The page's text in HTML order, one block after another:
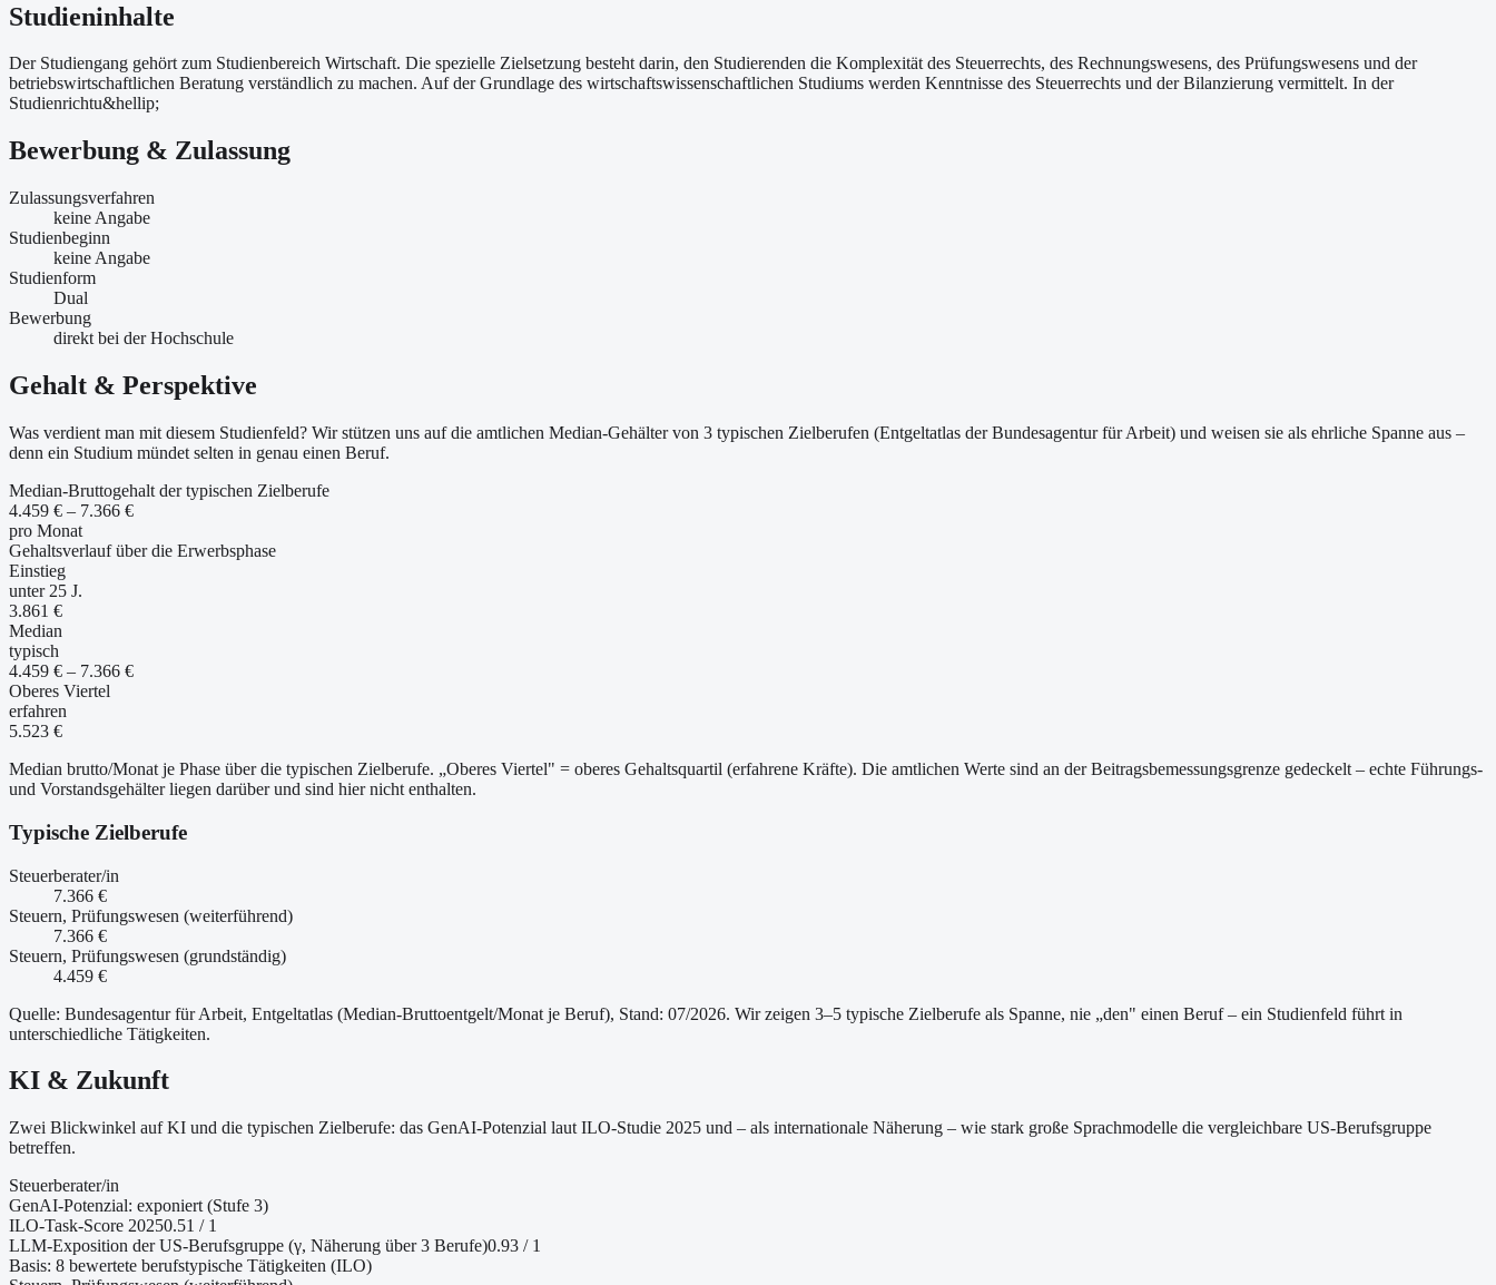
Studieninhalte
Der Studiengang gehört zum Studienbereich Wirtschaft. Die spezielle Zielsetzung besteht darin, den Studierenden die Komplexität des Steuerrechts, des Rechnungswesens, des Prüfungswesens und der
betriebswirtschaftlichen Beratung verständlich zu machen. Auf der Grundlage des wirtschaftswissenschaftlichen Studiums werden Kenntnisse des Steuerrechts und der Bilanzierung vermittelt. In der
Studienrichtu&hellip;
Bewerbung & Zulassung
Zulassungsverfahren
keine Angabe
Studienbeginn
keine Angabe
Studienform
Dual
Bewerbung
direkt bei der Hochschule
Gehalt & Perspektive
Was verdient man mit diesem Studienfeld? Wir stützen uns auf die amtlichen Median-Gehälter von 3 typischen Zielberufen (Entgeltatlas der Bundesagentur für Arbeit) und weisen sie als ehrliche Spanne aus –
denn ein Studium mündet selten in genau einen Beruf.
Median-Bruttogehalt der typischen Zielberufe
4.459 € – 7.366 €
pro Monat
Gehaltsverlauf über die Erwerbsphase
Einstieg
unter 25 J.
3.861 €
Median
typisch
4.459 € – 7.366 €
Oberes Viertel
erfahren
5.523 €
Median brutto/Monat je Phase über die typischen Zielberufe. „Oberes Viertel" = oberes Gehaltsquartil (erfahrene Kräfte). Die amtlichen Werte sind an der Beitragsbemessungsgrenze gedeckelt – echte Führungs-
und Vorstandsgehälter liegen darüber und sind hier nicht enthalten.
Typische Zielberufe
Steuerberater/in
7.366 €
Steuern, Prüfungswesen (weiterführend)
7.366 €
Steuern, Prüfungswesen (grundständig)
4.459 €
Quelle: Bundesagentur für Arbeit, Entgeltatlas (Median-Bruttoentgelt/Monat je Beruf), Stand: 07/2026. Wir zeigen 3–5 typische Zielberufe als Spanne, nie „den" einen Beruf – ein Studienfeld führt in
unterschiedliche Tätigkeiten.
KI & Zukunft
Zwei Blickwinkel auf KI und die typischen Zielberufe: das GenAI-Potenzial laut ILO-Studie 2025 und – als internationale Näherung – wie stark große Sprachmodelle die vergleichbare US-Berufsgruppe
betreffen.
Steuerberater/in
GenAI-Potenzial: exponiert (Stufe 3)
ILO-Task-Score 20250.51 / 1
LLM-Exposition der US-Berufsgruppe (γ, Näherung über 3 Berufe)0.93 / 1
Basis: 8 bewertete berufstypische Tätigkeiten (ILO)